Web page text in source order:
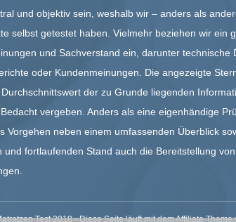
und objektiv sein, weshalb wir – anders als
selbst getestet haben. Vielmehr beziehen wir ein
und Sachverstand ein, darunter technische
oder Kundenmeinungen. Die angezeigte
der zu Grunde liegenden
vergeben. Anders als eine eigenhändige
Vorgehen neben einem umfassenden Überblick
und fortlaufenden Stand auch die Bereitstellung von
Test 2018 - Diese Seite läuft mit dem Affiliate Theme